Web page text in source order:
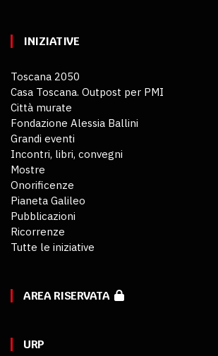
INIZIATIVE
Toscana 2050
Casa Toscana. Outpost per PMI
Città murate
Fondazione Alessia Ballini
Grandi eventi
Incontri, libri, convegni
Mostre
Onorificenze
Pianeta Galileo
Pubblicazioni
Ricorrenze
Tutte le iniziative
AREA RISERVATA
URP